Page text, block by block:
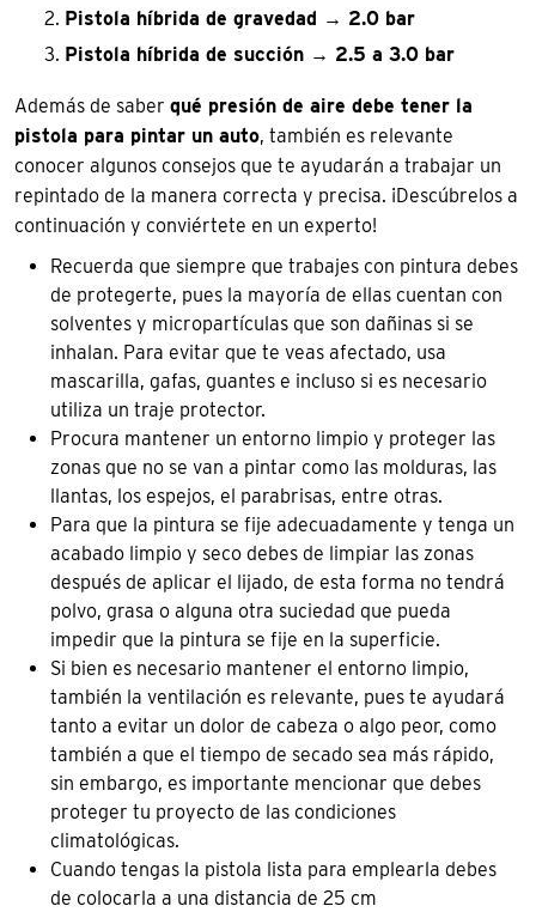
Pistola híbrida de gravedad → 2.0 bar
Pistola híbrida de succión → 2.5 a 3.0 bar
Además de saber qué presión de aire debe tener la
pistola para pintar un auto, también es relevante
conocer algunos consejos que te ayudarán a trabajar un
repintado de la manera correcta y precisa. ¡Descúbrelos a
continuación y conviértete en un experto!
Recuerda que siempre que trabajes con pintura debes
de protegerte, pues la mayoría de ellas cuentan con
solventes y micropartículas que son dañinas si se
inhalan. Para evitar que te veas afectado, usa
mascarilla, gafas, guantes e incluso si es necesario
utiliza un traje protector.
Procura mantener un entorno limpio y proteger las
zonas que no se van a pintar como las molduras, las
llantas, los espejos, el parabrisas, entre otras.
Para que la pintura se fije adecuadamente y tenga un
acabado limpio y seco debes de limpiar las zonas
después de aplicar el lijado, de esta forma no tendrá
polvo, grasa o alguna otra suciedad que pueda
impedir que la pintura se fije en la superficie.
Si bien es necesario mantener el entorno limpio,
también la ventilación es relevante, pues te ayudará
tanto a evitar un dolor de cabeza o algo peor, como
también a que el tiempo de secado sea más rápido,
sin embargo, es importante mencionar que debes
proteger tu proyecto de las condiciones
climatológicas.
Cuando tengas la pistola lista para emplearla debes
de colocarla a una distancia de 25 cm